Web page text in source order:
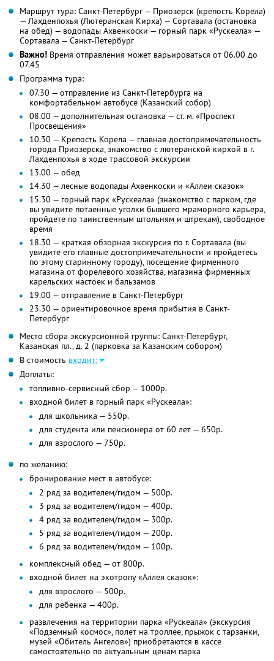
Маршрут тура: Санкт-Петербург — Приозерск (крепость Корела)
— Лахденпохья (Лютеранская Кирха) — Сортавала (остановка
на обед) — водопады Ахвенкоски — горный парк «Рускеала» —
Сортавала — Санкт-Петербург
Важно! Время отправления может варьироваться от 06.00 до
07.45
Программа тура:
07.30 — отправление из Санкт-Петербурга на
комфортабельном автобусе (Казанский собор)
08.00 — дополнительная остановка — ст. м. «Проспект
Просвещения»
10.30 — Крепость Корела — главная достопримечательность
города Приозерска, знакомство с лютеранской кирхой в г.
Лахденпохья в ходе трассовой экскурсии
13.00 — обед
14.30 — лесные водопады Ахвенкоски и «Аллеи сказок»
15.30 — горный парк «Рускеала» (знакомство с парком, где
вы увидите потаенные уголки бывшего мраморного карьера,
пройдете по таинственным штольням и штрекам), свободное
время
18.30 — краткая обзорная экскурсия по г. Сортавала (вы
увидите его главные достопримечательности и пройдетесь
по этому старинному городу), посещение фирменного
магазина от форелевого хозяйства, магазина фирменных
карельских настоек и бальзамов
19.00 — отправление в Санкт-Петербург
23.30 — ориентировочное время прибытия в Санкт-
Петербург
Место сбора экскурсионной группы: Санкт-Петербург,
Казанская пл., д. 2 (парковка за Казанским собором)
В стоимость входит:
Доплаты:
топливно-сервисный сбор — 1000р.
входной билет в горный парк «Рускеала»:
для школьника — 550р.
для студента или пенсионера от 60 лет — 650р.
для взрослого — 750р.
по желанию:
бронирование мест в автобусе:
2 ряд за водителем/гидом — 500р.
3 ряд за водителем/гидом — 400р.
4 ряд за водителем/гидом — 300р.
5 ряд за водителем/гидом — 200р.
6 ряд за водителем/гидом — 100р.
комплексный обед — от 800р.
входной билет на экотропу «Аллея сказок»:
для взрослого — 500р.
для ребенка — 400р.
развлечения на территории парка «Рускеала» (экскурсия
«Подземный космос», полет на троллее, прыжок с тарзанки,
музей «Обитель Ангелов») приобретаются в кассе
самостоятельно по актуальным ценам парка